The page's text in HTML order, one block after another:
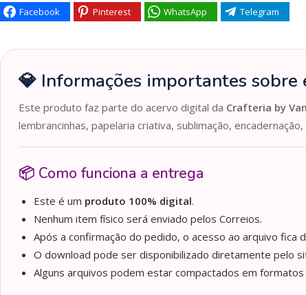
Facebook Pinterest WhatsApp Telegram
💎 Informações importantes
Este produto faz parte do acervo digital da Crafteria by Van
lembrancinhas, papelaria criativa, sublimação,
📦 Como funciona a entrega
Este é um produto 100% digital.
Nenhum item físico será enviado pelos Correios.
Após a confirmação do pedido, o acesso ao arquivo
O download pode ser disponibilizado diretamente pelo
Alguns arquivos podem estar compactados em formatos